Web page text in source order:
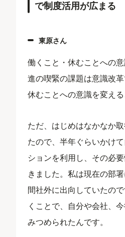
で制度活用が広まる
東原さん
働くこと・休むことへの
進の喫緊の課題は意識改革
休むことへの意識を変える
ただ、はじめはなかなか
たので、半年ぐらいかけ
ションを利用し、その必
きました。私は現在の部
間社外に出向していたの
くことで、自分や会社、
みつめられたんです。